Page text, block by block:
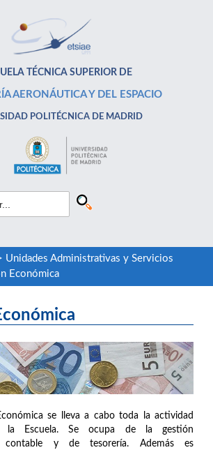
TÉCNICA SUPERIOR DE
AERONÁUTICA Y DEL ESPACIO
POLITÉCNICA DE MADRID
Unidades Administrativas y Servicios
Económica
se lleva a cabo toda la actividad
la Escuela. Se ocupa de la gestión
contable y de tesorería. Además es